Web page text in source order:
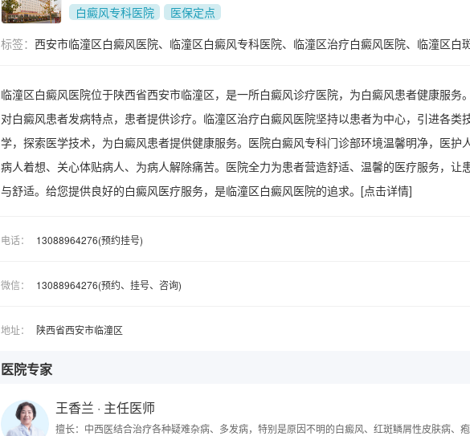
白癜风专科医院
医保定点
标签： 西安市临潼区白癜风医院、临潼区白癜风专科医院、临潼区治疗白癜风医院、临潼区白
临潼区白癜风医院位于陕西省西安市临潼区，是一所白癜风诊疗医院，为白癜风患者健康服务
对白癜风患者发病特点，患者提供诊疗。临潼区治疗白癜风医院坚持以患者为中心，引进各类
学，探索医学技术，为白癜风患者提供健康服务。医院白癜风专科门诊部环境温馨明净，医护
病人着想、关心体贴病人、为病人解除痛苦。医院全力为患者营造舒适、温馨的医疗服务，让
与舒适。给您提供良好的白癜风医疗服务，是临潼区白癜风医院的追求。 [点击详情]
电话： 13088964276(预约挂号)
微信： 13088964276(预约、挂号、咨询)
地址： 陕西省西安市临潼区
医院专家
王香兰 · 主任医师
擅长：中西医结合治疗各种疑难杂病、多发病，特别是原因不明的白癜风、红斑鳞屑性皮肤病、